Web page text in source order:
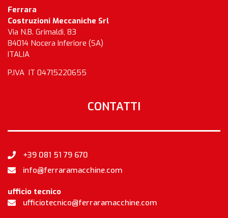
Ferrara
Costruzioni Meccaniche Srl
Via N.B. Grimaldi, 83
84014 Nocera Inferiore (SA)
ITALIA
P.IVA IT 04715220655
CONTATTI
+39 081 51 79 670
info@ferraramacchine.com
ufficio tecnico
ufficiotecnico@ferraramacchine.com